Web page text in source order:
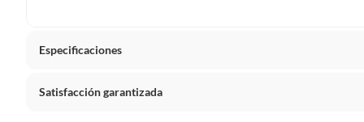
Especificaciones
Condicion del producto
Satisfacción garantizada